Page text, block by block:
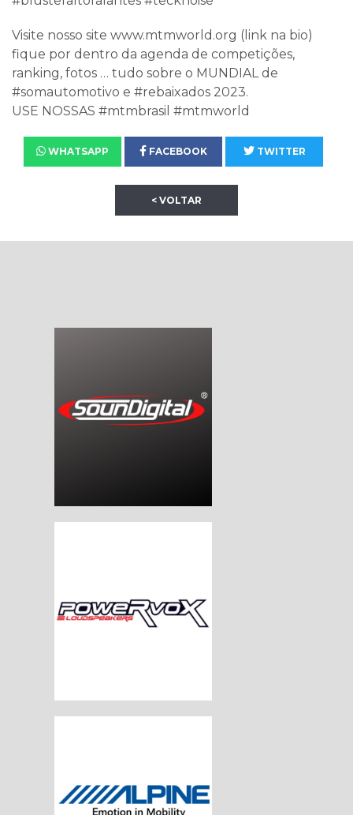
Visite nosso site www.mtmworld.org (link na bio)
fique por dentro da agenda de competições,
ranking, fotos … tudo sobre o MUNDIAL de
#somautomotivo e #rebaixados 2023.
USE NOSSAS #mtmbrasil #mtmworld
WHATSAPP FACEBOOK TWITTER
< VOLTAR